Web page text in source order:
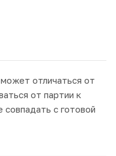
отличаться от
от партии к
с готовой